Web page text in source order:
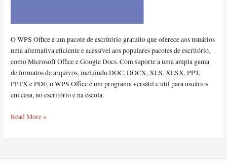
O WPS Office é um pacote de escritório gratuito que oferece aos usuários
uma alternativa eficiente e acessível aos populares pacotes de escritório,
como Microsoft Office e Google Docs. Com suporte a uma ampla gama
de formatos de arquivos, incluindo DOC, DOCX, XLS, XLSX, PPT,
PPTX e PDF, o WPS Office é um programa versátil e útil para usuários
em casa, no escritório e na escola.
Read More »